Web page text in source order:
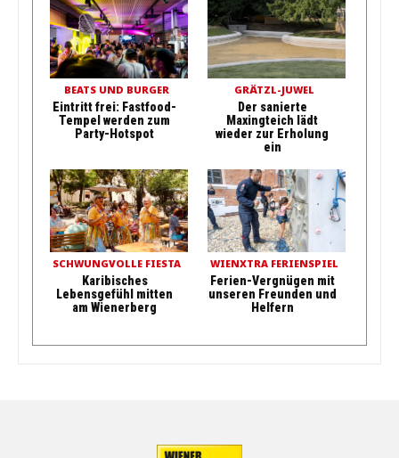
BEATS UND BURGER
Eintritt frei: Fastfood-
Tempel werden zum
Party-Hotspot
GRÄTZL-JUWEL
Der sanierte
Maxingteich lädt
wieder zur Erholung
ein
SCHWUNGVOLLE FIESTA
Karibisches
Lebensgefühl mitten
am Wienerberg
WIENXTRA FERIENSPIEL
Ferien-Vergnügen mit
unseren Freunden und
Helfern